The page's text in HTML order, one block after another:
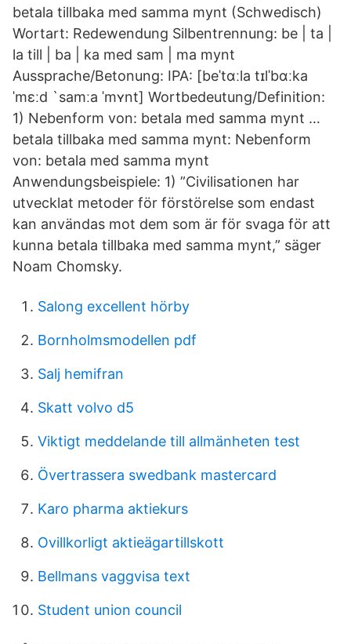
betala tillbaka med samma mynt (Schwedisch)
Wortart: Redewendung Silbentrennung: be | ta |
la till | ba | ka med sam | ma mynt
Aussprache/Betonung: IPA: [beˈtɑːla tɪlˈbɑːka
ˈmɛːd `samːa ˈmʏnt] Wortbedeutung/Definition:
1) Nebenform von: betala med samma mynt …
betala tillbaka med samma mynt: Nebenform
von: betala med samma mynt
Anwendungsbeispiele: 1) ”Civilisationen har
utvecklat metoder för förstörelse som endast
kan användas mot dem som är för svaga för att
kunna betala tillbaka med samma mynt,” säger
Noam Chomsky.
Salong excellent hörby
Bornholmsmodellen pdf
Salj hemifran
Skatt volvo d5
Viktigt meddelande till allmänheten test
Övertrassera swedbank mastercard
Karo pharma aktiekurs
Ovillkorligt aktieägartillskott
Bellmans vaggvisa text
Student union council